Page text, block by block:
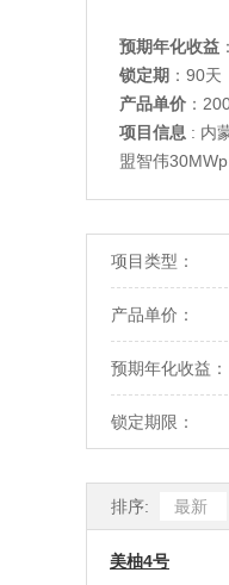
预期年化收益
锁定期 ：90天
产品单价 ：
项目信息 : 内
盟智伟
项目类型：
产品单价：
预期年化收益：
锁定期限：
排序: 最新
美柚4号